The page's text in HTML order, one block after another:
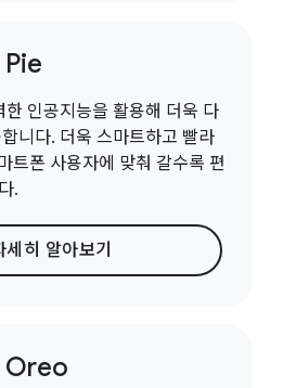
인공지능을 활용해 더욱 다
니다. 더욱 스마트하고 빨라
트폰 사용자에 맞춰 갈수록 편
.
세히 알아보기